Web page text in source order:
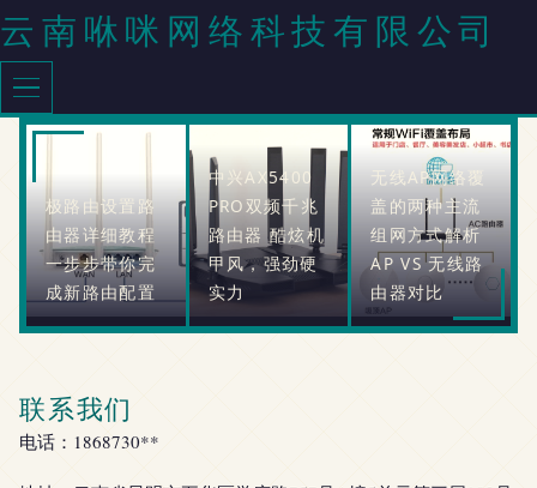
云南咻咪网络科技有限公司
极路由设置路
由器详细教程
一步步带你完
成新路由配置
中兴AX5400
PRO双频千兆
路由器 酷炫机
甲风，强劲硬
实力
无线AP网络覆
盖的两种主流
组网方式解析
AP VS 无线路
由器对比
联系我们
电话：1868730**